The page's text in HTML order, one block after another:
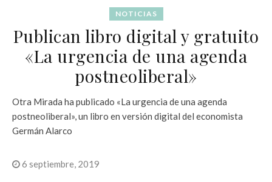
NOTICIAS
Publican libro digital y gratuito
«La urgencia de una agenda
postneoliberal»
Otra Mirada ha publicado «La urgencia de una agenda
postneoliberal», un libro en versión digital del economista
Germán Alarco
6 septiembre, 2019